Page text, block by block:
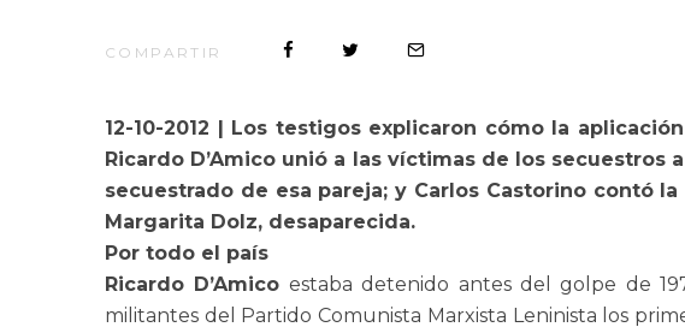
COMPARTIR
12-10-2012 | Los testigos explicaron cómo la
Ricardo D’Amico unió a las víctimas de los secuestros
secuestrado de esa pareja; y Carlos Castorino contó
Margarita Dolz, desaparecida.
Por todo el país
Ricardo D’Amico estaba detenido antes del golpe de
militantes del Partido Comunista Marxista Leninista los